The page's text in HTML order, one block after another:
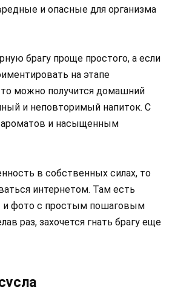
и опасные для организма
брагу проще простого, а если
на этапе
то можно получится домашний
и неповторимый напиток. С
и насыщенным
в собственных силах, то
интернетом. Там есть
и фото с простым пошаговым
раз, захочется гнать брагу еще